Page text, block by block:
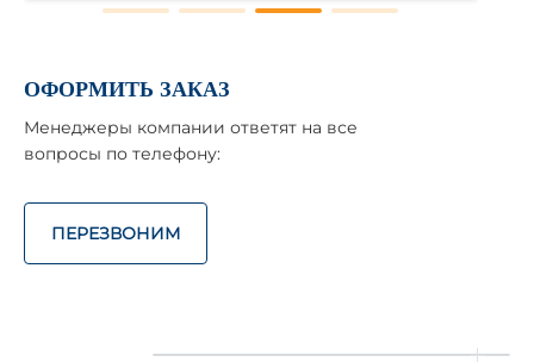
ОФОРМИТЬ ЗАКАЗ
Менеджеры компании ответят на все
вопросы по телефону:
ПЕРЕЗВОНИМ